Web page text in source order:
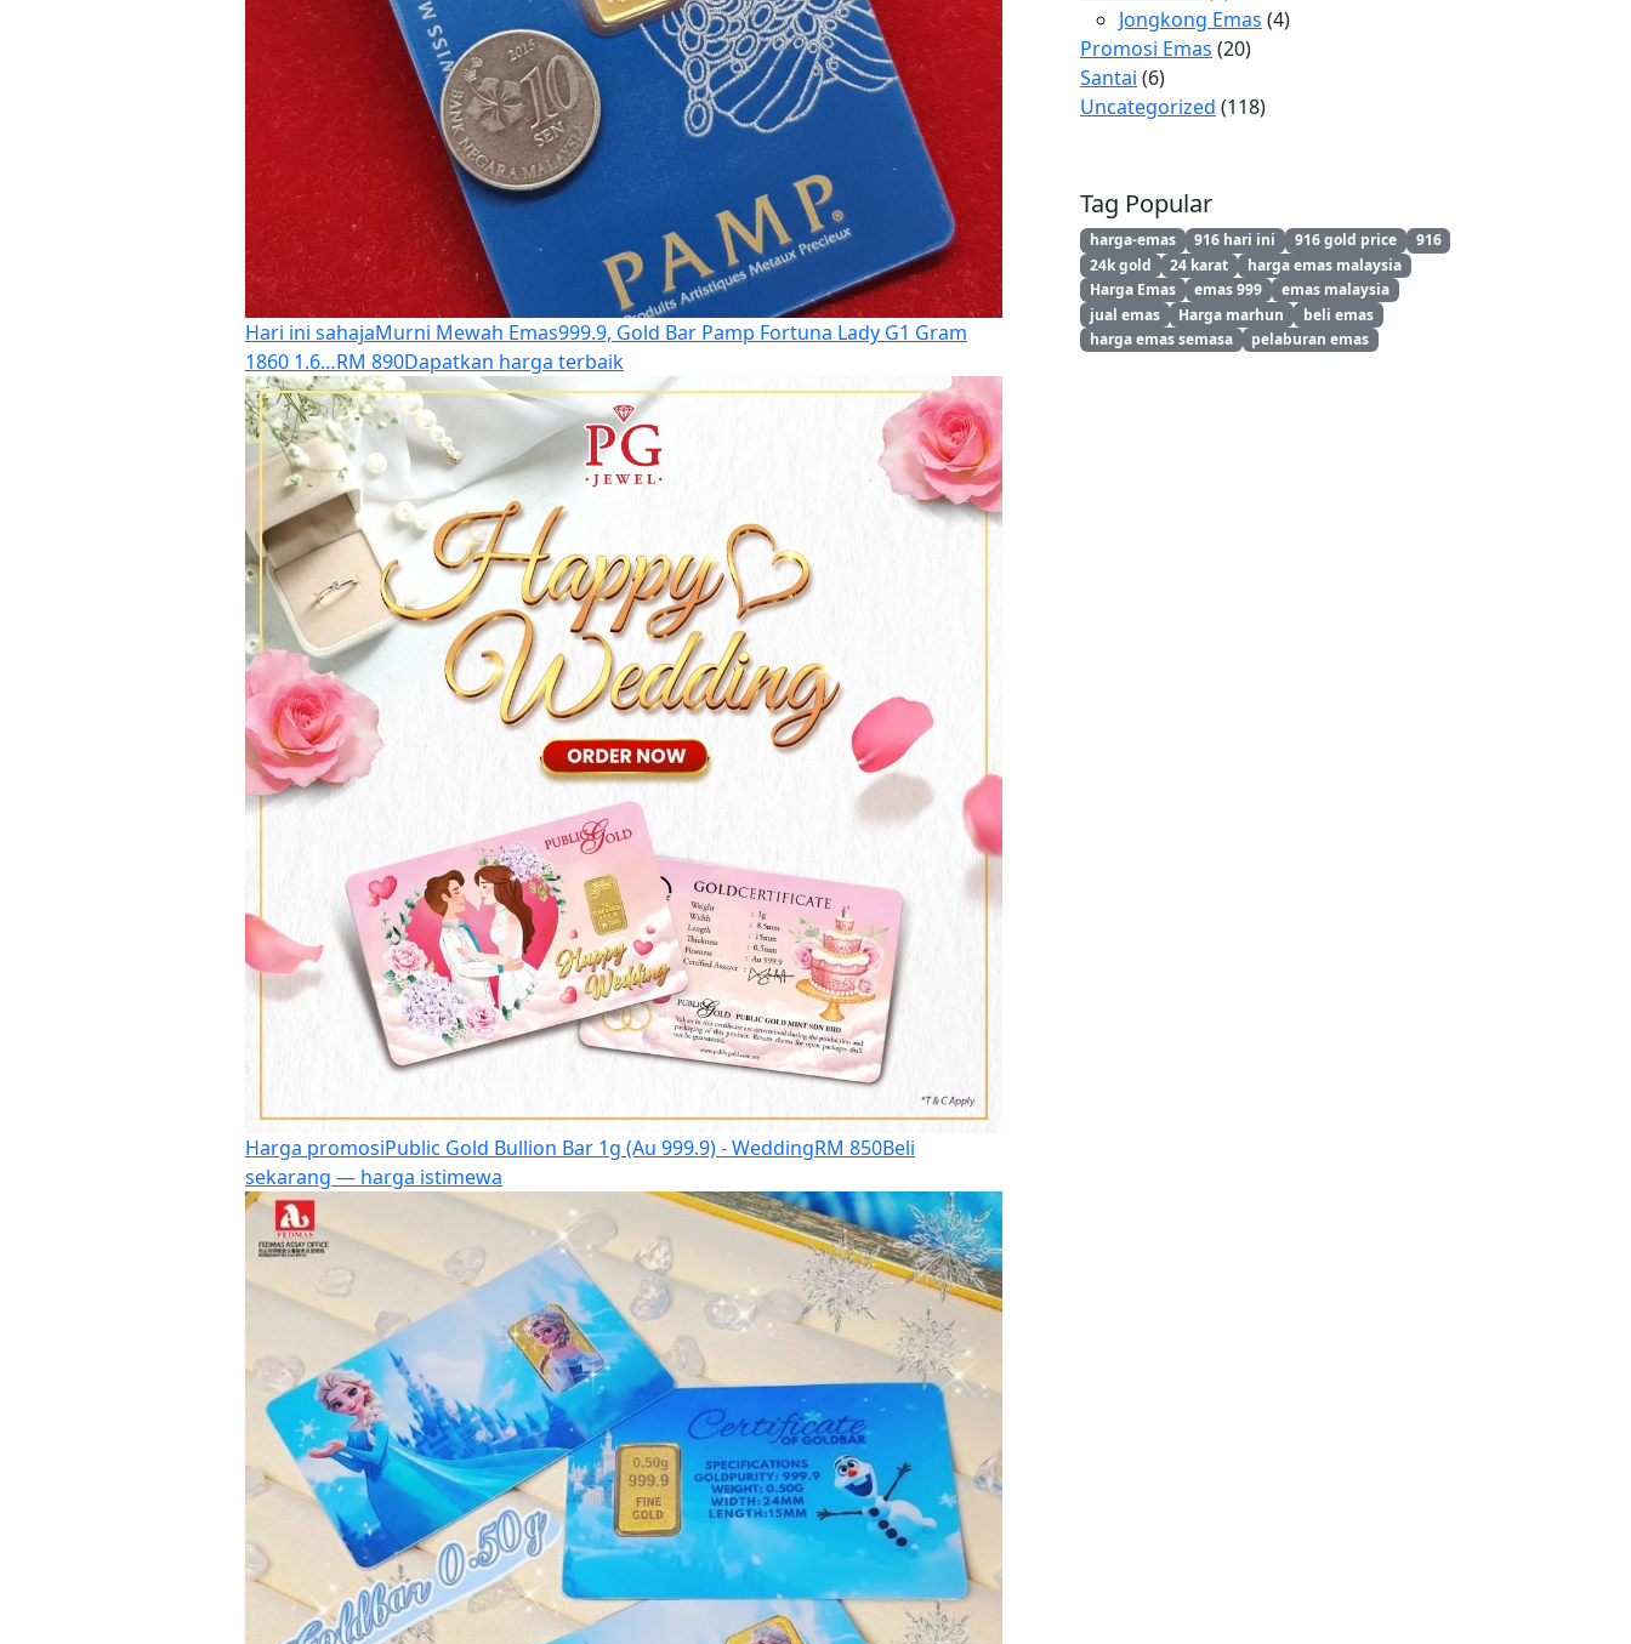
Hari ini sahajaMurni Mewah Emas999.9, Gold Bar Pamp Fortuna Lady G1 Gram
1860 1.6…RM 890Dapatkan harga terbaik
Harga promosiPublic Gold Bullion Bar 1g (Au 999.9) - WeddingRM 850Beli
sekarang — harga istimewa
Jongkong Emas (4)
Promosi Emas (20)
Santai (6)
Uncategorized (118)
Tag Popular
harga-emas 916 hari ini 916 gold price
916
24k gold
24 karat
harga emas malaysia
Harga Emas
emas 999
emas malaysia
jual emas
Harga marhun
beli emas
harga emas semasa
pelaburan emas